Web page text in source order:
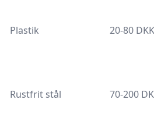
Plastik 20-80 DKK
Rustfrit stål 70-200